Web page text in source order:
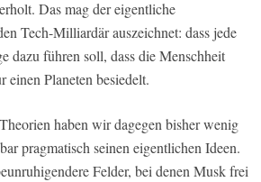
Das mag der eigentliche
Tech-Milliardär auszeichnet: dass jede
dazu führen soll, dass die Menschheit
einen Planeten besiedelt.
haben wir dagegen bisher wenig
pragmatisch seinen eigentlichen Ideen.
Felder, bei denen Musk frei